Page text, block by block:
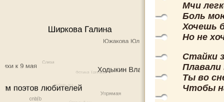
Мчи
Боль
Хочешь
Но не
Стайки
Ты во
Чтобы